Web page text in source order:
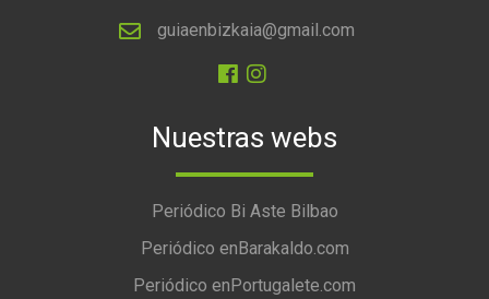
guiaenbizkaia@gmail.com
Nuestras webs
Periódico Bi Aste Bilbao
Periódico enBarakaldo.com
Periódico enPortugalete.com